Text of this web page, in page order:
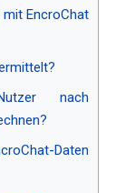
EncroChat
nach
Daten